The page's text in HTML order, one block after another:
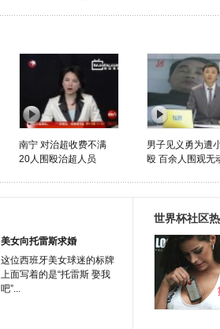
南宁 对治超收费不满
20人围殴治超人员
男子见义勇为遭
殴 百余人围观无
美女向托雷斯求婚
这位西班牙美女球迷的标牌
上面写着的是“托雷斯 娶我
吧”...
世界杯社区